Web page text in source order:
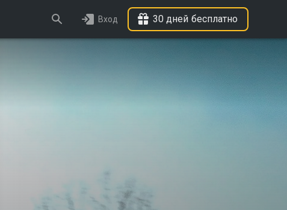
Вход 30 дней бесплатно